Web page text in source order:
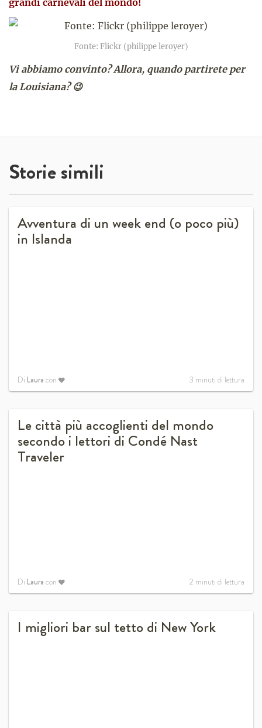
grandi carnevali del mondo!
Fonte: Flickr (philippe leroyer)
Vi abbiamo convinto? Allora, quando partirete per
la Louisiana? 😉
Storie simili
Avventura di un week end (o poco più)
in Islanda
Di Laura con 3 minuti di lettura
Le città più accoglienti del mondo
secondo i lettori di Condé Nast
Traveler
Di Laura con 2 minuti di lettura
I migliori bar sul tetto di New York